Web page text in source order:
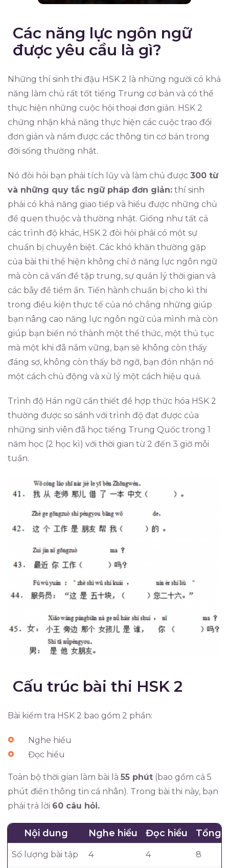
Các năng lực ngôn ngữ
được yêu cầu là gì?
Những thí sinh thi đậu HSK 2 là những người có khả
năng làm chủ rất tốt tiếng Trung cơ bản và có thể
thực hiện những cuộc hội thoại đơn giản. HSK 2
chứng nhận khả năng thực hiện các cuộc trao đổi
đơn giản và nắm được các thông tin cơ bản trong
đời sống thường nhật.
Nó đòi hỏi bạn phải tích lũy và làm chủ được 300 từ
và những quy tắc ngữ pháp đơn giản: thí sinh
phải có khả năng giao tiếp và hiểu được những chủ
đề quen thuộc và thường nhật. Giống như tất cả
các trình độ khác, HSK 2 đòi hỏi phải có một sự
chuẩn bị chuyên biệt. Các khó khăn thường gặp
của bài thi thể hiện không chỉ ở năng lực ngôn ngữ
mà còn cả vấn đề tập trung, sự quản lý thời gian và
các bẫy đề tiềm ẩn. Tiến hành chuẩn bị cho kì thi
trong điều kiện thực tế của nó chẳng những giúp
bạn nâng cao năng lực ngôn ngữ của mình mà còn
giúp bạn biến nó thành một thể thức, một thủ tục
mà một khi đã nắm vững, bạn sẽ không còn thấy
đáng sợ, không còn thấy bỡ ngỡ, bạn đón nhận nó
một cách chủ động và xử lý một cách hiệu quả.
Trình độ Hán ngữ cần thiết để hợp thức hóa HSK 2
thường được so sánh với trình độ đạt được của
những sinh viên đã học tiếng Trung Quốc trong 1
năm học (2 học kì) với thời gian từ 2 đến 3 giờ mỗi
tuần.
Cấu trúc bài thi HSK 2
Bài kiểm tra HSK 2 bao gồm 2 phần:
Nghe hiểu
Đọc hiểu
Toàn bộ thời gian làm bài là 55 phút (bao gồm cả 5
phút điền thông tin cá nhân). Trong bài thi này, bạn
phải trả lời 60 câu hỏi.
Nội dung Nghe hiểu Đọc hiểu Tổng
Số lượng bài tập 4 4 8